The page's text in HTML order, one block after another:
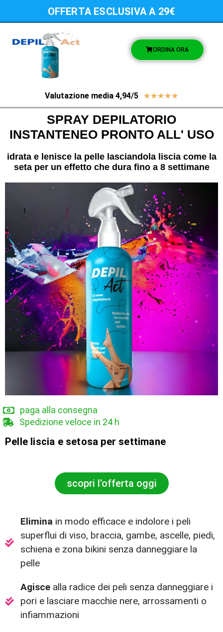
OFFERTA ESCLUSIVA A 29€
ORDINA ORA
Valutazione media 4,94/5 ★★★★★
SPRAY DEPILATORIO
INSTANTENEO PRONTO ALL' USO
idrata e lenisce la pelle lasciandola liscia come la
seta per un effetto che dura fino a 8 settimane
paga alla consegna
Spedizione veloce in 24 h
Pelle liscia e setosa per settimane
scopri l'offerta oggi
Elimina in modo efficace e indolore i peli
superflui di viso, braccia, gambe, ascelle, piedi,
schiena e zona bikini senza danneggiare la
pelle
Agisce alla radice dei peli senza danneggiare i
pori e lasciare macchie nere, arrossamenti o
infiammazioni